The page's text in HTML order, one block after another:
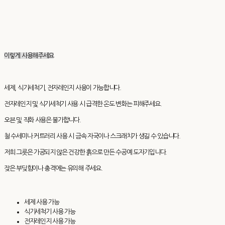
이렇게 사용해주세요
세제, 식기세척기, 전자레인지 사용이 가능합니다.
전자레인지 및 식기세척기 사용 시 급격한 온도 변화는 피해주세요.
오븐 및 직화 사용은 불가합니다.
철 수세미나 커트러리 사용 시 금속 자국이나 스크래치가 생길 수 있습니다.
저희 그릇은 가공되지 않은 건강한 흙으로 만든 수공예 도자기입니다.
잦은 부딪힘이나 충격에는 유의해 주세요.
세제 사용 가능
식기세척기 사용 가능
전자레인지 사용 가능